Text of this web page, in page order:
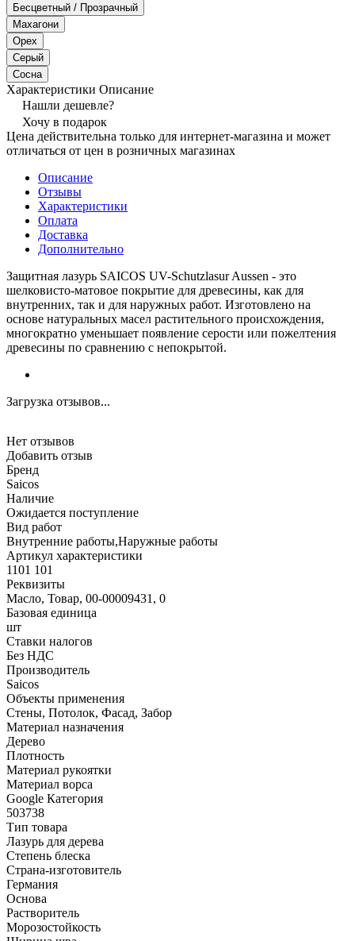
Бесцветный / Прозрачный
Махагони
Орех
Серый
Сосна
Характеристики Описание
Нашли дешевле?
Хочу в подарок
Цена действительна только для интернет-магазина и может
отличаться от цен в розничных магазинах
Описание
Отзывы
Характеристики
Оплата
Доставка
Дополнительно
Защитная лазурь SAICOS UV-Schutzlasur Aussen - это
шелковисто-матовое покрытие для древесины, как для
внутренних, так и для наружных работ. Изготовлено на
основе натуральных масел растительного происхождения,
многократно уменьшает появление серости или пожелтения
древесины по сравнению с непокрытой.
Загрузка отзывов...
Нет отзывов
Добавить отзыв
Бренд
Saicos
Наличие
Ожидается поступление
Вид работ
Внутренние работы,Наружные работы
Артикул характеристики
1101 101
Реквизиты
Масло, Товар, 00-00009431, 0
Базовая единица
шт
Ставки налогов
Без НДС
Производитель
Saicos
Объекты применения
Стены, Потолок, Фасад, Забор
Материал назначения
Дерево
Плотность
Материал рукоятки
Материал ворса
Google Категория
503738
Тип товара
Лазурь для дерева
Степень блеска
Страна-изготовитель
Германия
Основа
Растворитель
Морозостойкость